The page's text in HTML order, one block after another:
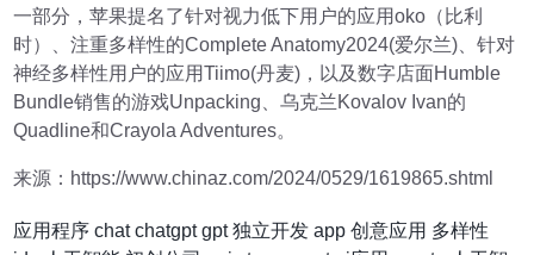
一部分，苹果提名了针对视力低下用户的应用oko（比利
时）、注重多样性的Complete Anatomy2024(爱尔兰)、针对
神经多样性用户的应用Tiimo(丹麦)，以及数字店面Humble
Bundle销售的游戏Unpacking、乌克兰Kovalov Ivan的
Quadline和Crayola Adventures。
来源：https://www.chinaz.com/2024/0529/1619865.shtml
应用程序 chat chatgpt gpt 独立开发 app 创意应用 多样性